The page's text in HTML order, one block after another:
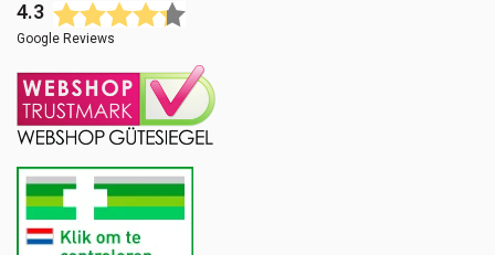
4.3
Google Reviews